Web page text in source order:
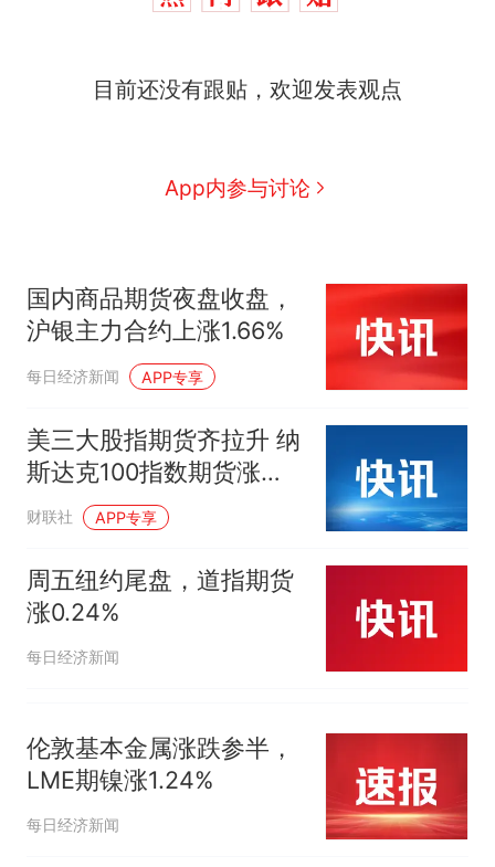
目前还没有跟贴，欢迎发表观点
App内参与讨论
国内商品期货夜盘收盘，
沪银主力合约上涨1.66%
每日经济新闻 APP专享
美三大股指期货齐拉升 纳
斯达克100指数期货涨
1.25%
财联社 APP专享
周五纽约尾盘，道指期货
涨0.24%
每日经济新闻
伦敦基本金属涨跌参半，
LME期镍涨1.24%
每日经济新闻